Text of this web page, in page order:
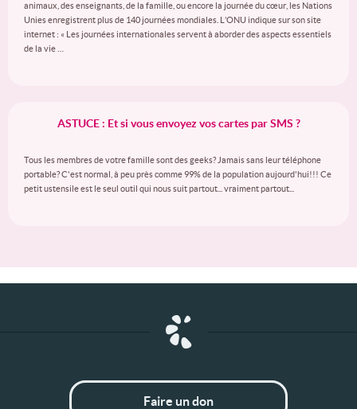
animaux, des enseignants, de la famille, ou encore la journée du cœur, les Nations
Unies enregistrent plus de 140 journées mondiales. L’ONU indique sur son site
internet : « Les journées internationales servent à aborder des aspects essentiels
de la vie …
ASTUCE : Et si vous envoyez vos cartes par SMS ?
Tous les membres de votre famille sont des geeks? Jamais sans leur téléphone
portable? C'est normal, à peu près comme 99% de la population aujourd'hui!!! Ce
petit ustensile est le seul outil qui nous suit partout... vraiment partout...
Faire un don